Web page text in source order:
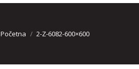
You are here:
Početna 2-Z-6082-600×600